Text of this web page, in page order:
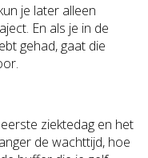
je later alleen
En als je in de
gehad, gaat die
ziektedag en het
de wachttijd, hoe